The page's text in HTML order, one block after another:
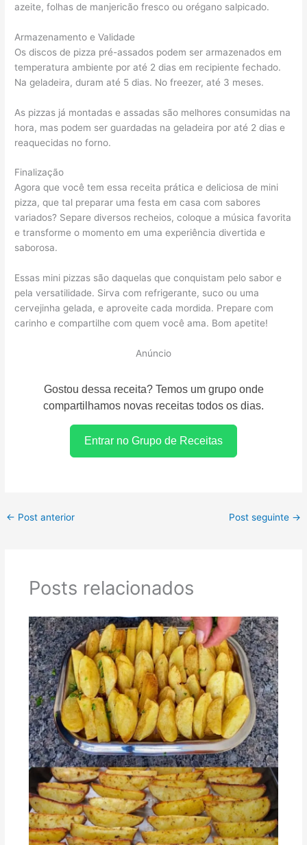
azeite, folhas de manjericão fresco ou orégano salpicado.
Armazenamento e Validade
Os discos de pizza pré-assados podem ser armazenados em
temperatura ambiente por até 2 dias em recipiente fechado.
Na geladeira, duram até 5 dias. No freezer, até 3 meses.
As pizzas já montadas e assadas são melhores consumidas na
hora, mas podem ser guardadas na geladeira por até 2 dias e
reaquecidas no forno.
Finalização
Agora que você tem essa receita prática e deliciosa de mini
pizza, que tal preparar uma festa em casa com sabores
variados? Separe diversos recheios, coloque a música favorita
e transforme o momento em uma experiência divertida e
saborosa.
Essas mini pizzas são daquelas que conquistam pelo sabor e
pela versatilidade. Sirva com refrigerante, suco ou uma
cervejinha gelada, e aproveite cada mordida. Prepare com
carinho e compartilhe com quem você ama. Bom apetite!
Anúncio
Gostou dessa receita? Temos um grupo onde
compartilhamos novas receitas todos os dias.
Entrar no Grupo de Receitas
← Post anterior Post seguinte →
Posts relacionados